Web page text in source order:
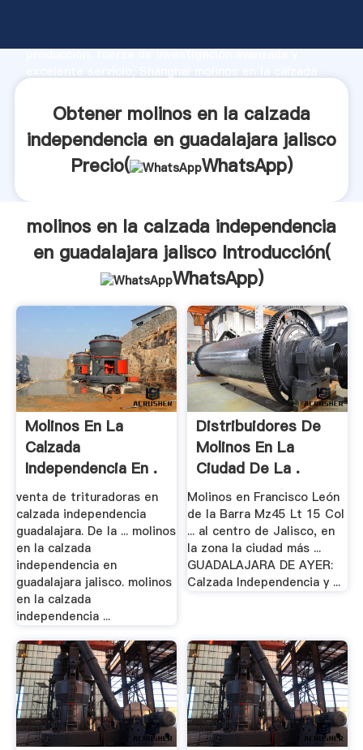
producción, fuerza de investigación avanzada y
el valor y aporta valores a todos los clientes.
Obtener molinos en la calzada
independencia en guadalajara jalisco
Precio(
WhatsApp)
molinos en la calzada independencia
en guadalajara jalisco Introducción(
WhatsApp)
Molinos En La
Calzada
Independencia En .
venta de trituradoras en
calzada independencia
guadalajara. De la ... molinos
en la calzada
independencia en
guadalajara jalisco. molinos
en la calzada
independencia ...
Distribuidores De
Molinos En La
Ciudad De La .
Molinos en Francisco León
de la Barra Mz45 Lt 15 Col
... al centro de Jalisco, en
la zona la ciudad más ...
GUADALAJARA DE AYER:
Calzada Independencia y ...